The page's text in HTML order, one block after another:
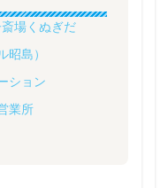
場くぬぎだ
島）
ション
業所